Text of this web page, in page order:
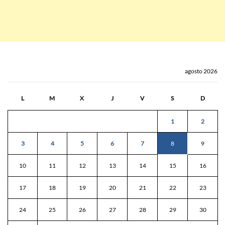
agosto 2026
L M X J V S D
1 2
3 4 5 6 7 8 9
10 11 12 13 14 15 16
17 18 19 20 21 22 23
24 25 26 27 28 29 30